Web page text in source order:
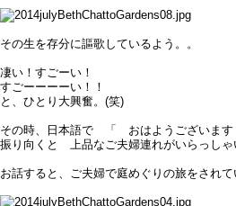
その生を存分に謳歌しているよう。。
凄い！すごーい！
すごーーーーい！！
と、ひとり大興奮。(笑)
その時、日本語で 「 おはようございます
振り向くと 上品なご夫婦連れがいらっしゃ
お話すると、ご夫婦で庭めぐりの旅をされて